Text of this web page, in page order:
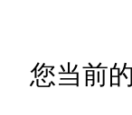
您当前